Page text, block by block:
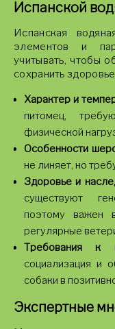
Испанской
Испанская
элементов и
учитывать, чтобы
сохранить
Характер и
питомец,
физической
Особенности
не линяет, но
Здоровье и
существуют
поэтому важен
регулярные
Требования к
социализация и
собаки в
Экспертные